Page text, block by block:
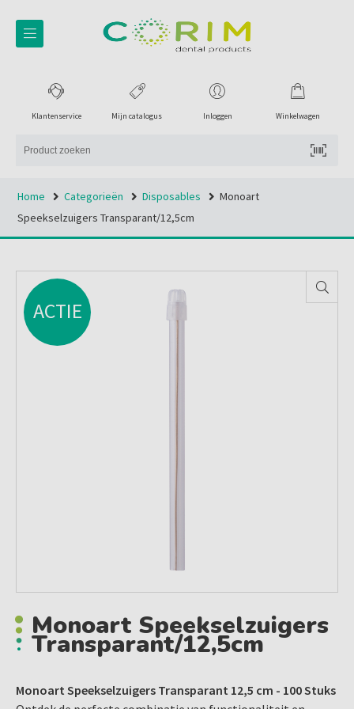
Winkelwagen
Inloggen
Mijn catalogus
Klantenservice
Home Categorieën Disposables
Monoart
Speekselzuigers Transparant/12,5cm
ACTIE
Monoart Speekselzuigers
Transparant/12,5cm
Monoart Speekselzuigers Transparant 12,5 cm - 100 Stuks